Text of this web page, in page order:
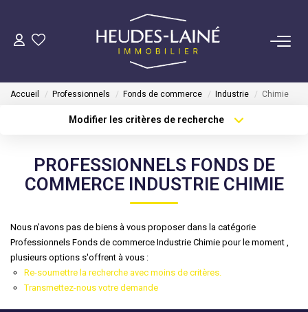
VENDRE
GÉRER
Mise En Location
Gestion Locative
Accueil Professionnels Fonds de commerce Industrie Chimie
Modifier les critères de recherche
Sélectionnez...
Type de bien
Surface min
Créer une alerte
PROFESSIONNELS FONDS DE
COMMERCE INDUSTRIE CHIMIE
Nous n'avons pas de biens à vous proposer dans la catégorie
Professionnels Fonds de commerce Industrie Chimie pour le moment ,
plusieurs options s'offrent à vous :
Re-soumettre la recherche avec moins de critères.
Transmettez-nous votre demande